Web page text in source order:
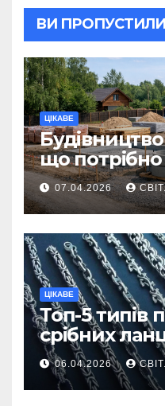
ВИ ПРОПУСТИЛИ
ЦІКАВЕ
що
першої
ділянку
07.04.2026
ЦІКАВЕ
Топ-5 типів
срібних
вважаються
06.04.2026